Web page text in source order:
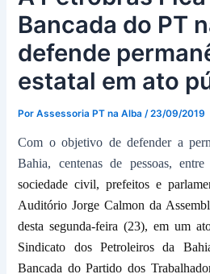
Bancada do PT
defende
estatal em ato
PorAssessoria PT na Alba/23/09/2019
Com o objetivo de defender a
Bahia, centenas de pessoas,
sociedade civil, prefeitos e
Auditório Jorge Calmon da
desta segunda-feira (23), em um
Sindicato dos Petroleiros da
Bancada do Partido dos